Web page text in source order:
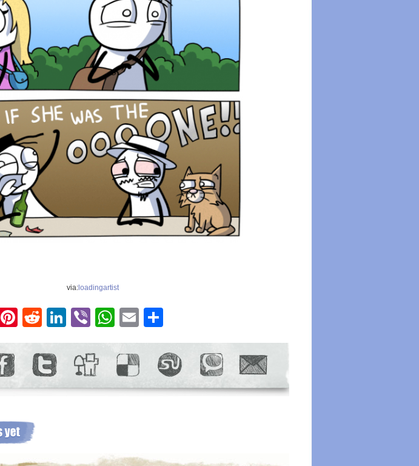
via: loadingartist
Twitter
Pinterest
RedditLinkedIn
ViberWhatsApp
Email